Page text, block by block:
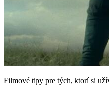
Filmové tipy pre tých, ktorí si